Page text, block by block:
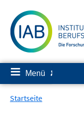
zum
Inhalt
≡ Menü ✘
Startseite